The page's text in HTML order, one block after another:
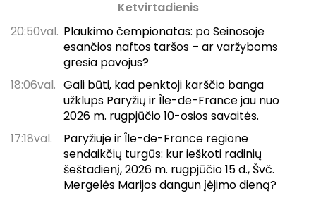
Ketvirtadienis
20:50val. Plaukimo čempionatas: po Seinosoje
esančios naftos taršos – ar varžyboms
gresia pavojus?
18:06val. Gali būti, kad penktoji karščio banga
užklups Paryžių ir Île-de-France jau nuo
2026 m. rugpjūčio 10-osios savaitės.
17:18val.
Paryžiuje ir Île-de-France regione
sendaikčių turgūs: kur ieškoti radinių
šeštadienį, 2026 m. rugpjūčio 15 d., Švč.
Mergelės Marijos dangun įėjimo dieną?